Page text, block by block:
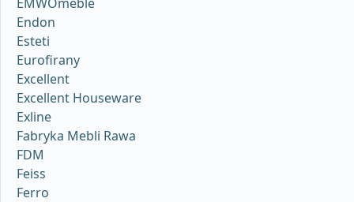
Endon
Esteti
Eurofirany
Excellent
Excellent Houseware
Exline
Fabryka Mebli Rawa
FDM
Feiss
Ferro